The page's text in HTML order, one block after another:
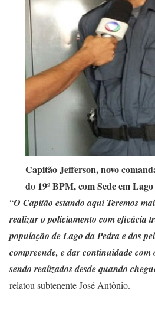
Capitão Jefferson, novo
do 19º BPM,com Sede em
“O Capitão estando aqui Teremos
realizar o policiamento com eficácia
população de Lago da Pedra e dos
compreende, e dar continuidade com
sendo realizados desde quando
relatou subtenente José Antônio.